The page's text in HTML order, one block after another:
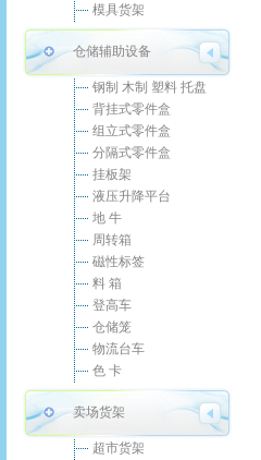
模具货架
仓储辅助设备
钢制 木制 塑料 托盘
背挂式零件盒
组立式零件盒
分隔式零件盒
挂板架
液压升降平台
地 牛
周转箱
磁性标签
料 箱
登高车
仓储笼
物流台车
色 卡
卖场货架
超市货架